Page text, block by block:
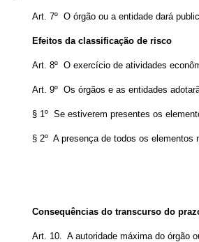
Art. 7º O órgão ou a entidade dará
Efeitos da classificação de risco
Art. 8º O exercício de atividades
Art. 9º Os órgãos e as entidades
§ 1º Se estiverem presentes os
§ 2º A presença de todos os
Consequências do transcurso do
Art. 10. A autoridade máxima do órgão